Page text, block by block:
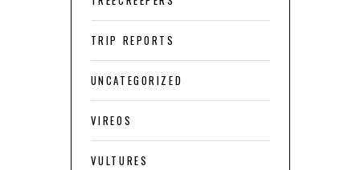
TRIP REPORTS
UNCATEGORIZED
VIREOS
VULTURES